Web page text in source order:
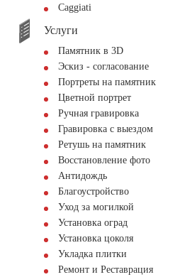
Сaggiati
Услуги
Памятник в 3D
Эскиз - согласование
Портреты на памятник
Цветной портрет
Ручная гравировка
Гравировка с выездом
Ретушь на памятник
Восстановление фото
Антидождь
Благоустройство
Уход за могилкой
Установка оград
Установка цоколя
Укладка плитки
Ремонт и Реставрация